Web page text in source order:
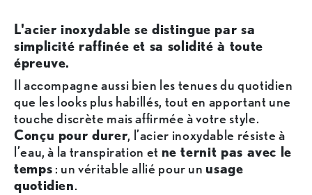
L'acier inoxydable se distingue par sa
simplicité raffinée et sa solidité à toute
épreuve.
Il accompagne aussi bien les tenues du quotidien
que les looks plus habillés, tout en apportant une
touche discrète mais affirmée à votre style.
Conçu pour durer, l’acier inoxydable résiste à
l’eau, à la transpiration et ne ternit pas avec le
temps : un véritable allié pour un usage
quotidien.